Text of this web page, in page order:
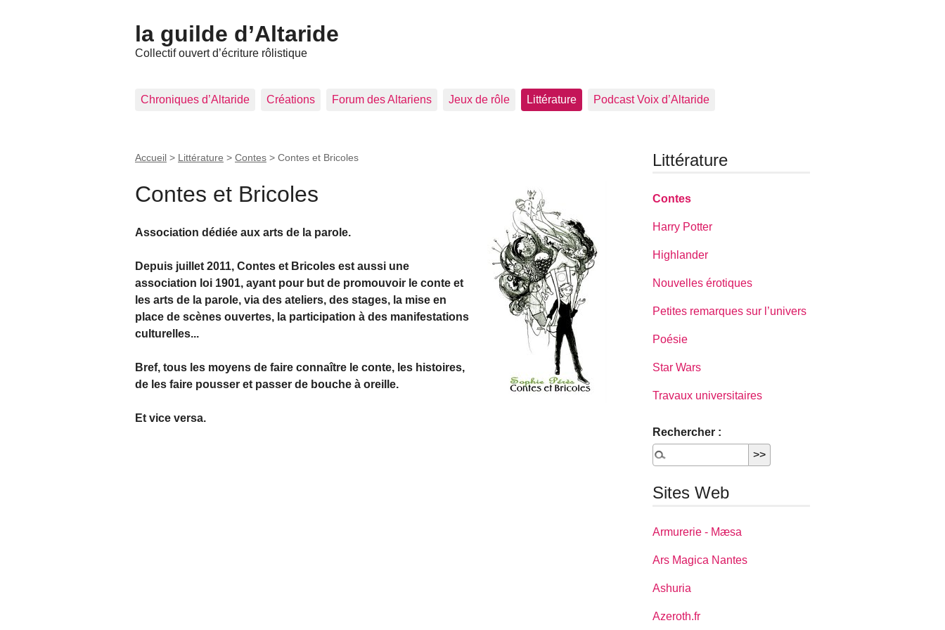
la guilde d’Altaride
Collectif ouvert d’écriture rôlistique
Chroniques d’Altaride Créations Forum des Altariens Jeux de rôle Littérature Podcast Voix d’Altaride
Accueil > Littérature > Contes > Contes et Bricoles
Contes et Bricoles
Association dédiée aux arts de la parole.
Depuis juillet 2011, Contes et Bricoles est aussi une
association loi 1901, ayant pour but de promouvoir le conte et
les arts de la parole, via des ateliers, des stages, la mise en
place de scènes ouvertes, la participation à des manifestations
culturelles...
Bref, tous les moyens de faire connaître le conte, les histoires,
de les faire pousser et passer de bouche à oreille.
Et vice versa.
Littérature
Contes
Harry Potter
Highlander
Nouvelles érotiques
Petites remarques sur l’univers
Poésie
Star Wars
Travaux universitaires
Rechercher :
Sites Web
Armurerie - Mæsa
Ars Magica Nantes
Ashuria
Azeroth.fr